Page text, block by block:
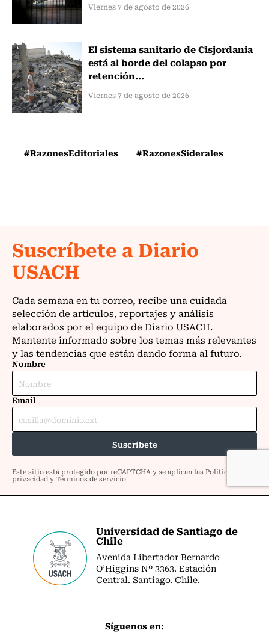
Viernes 7 de agosto de 2026
El sistema sanitario de Cisjordania
está al borde del colapso por
retención...
Viernes 7 de agosto de 2026
#RazonesEditoriales #RazonesSiderales
Universidad de Santiago de
Chile
Avenida Libertador Bernardo
O’Higgins Nº 3363. Estación
Central. Santiago. Chile.
Síguenos en: